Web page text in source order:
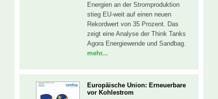
Energien an der Stromproduktion
stieg EU-weit auf einen neuen
Rekordwert von 35 Prozent. Das
zeigt eine Analyse der Think Tanks
Agora Energiewende und Sandbag.
mehr...
Europäische Union: Erneuerbare
vor Kohlestrom